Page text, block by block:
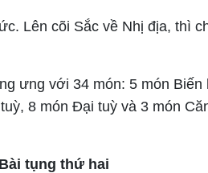
Lên cõi Sắc về Nhị địa, thì
ưng với 34 món: 5 món Biến
8 món Đại tuỳ và 3 món
Bài tụng thứ hai